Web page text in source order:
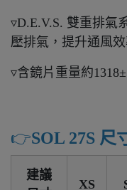
▿D.E.V.S. 雙重排氣
壓排氣，提升通風效
▿含鏡片重量約
👉️SOL 27S 尺
建議
XS